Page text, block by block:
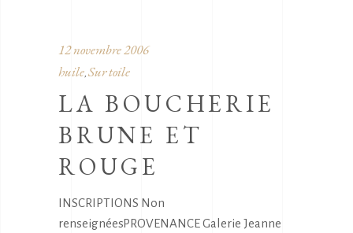
12 novembre 2006
huile, Sur toile
LA BOUCHERIE
BRUNE ET
ROUGE
INSCRIPTIONS Non
renseignéesPROVENANCE Galerie Jeanne